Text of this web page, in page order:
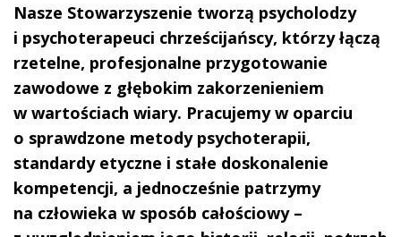
Nasze Stowarzyszenie tworzą psycholodzy
i psychoterapeuci chrześcijańscy, którzy łączą
rzetelne, profesjonalne przygotowanie
zawodowe z głębokim zakorzenieniem
w wartościach wiary. Pracujemy w oparciu
o sprawdzone metody psychoterapii,
standardy etyczne i stałe doskonalenie
kompetencji, a jednocześnie patrzymy
na człowieka w sposób całościowy –